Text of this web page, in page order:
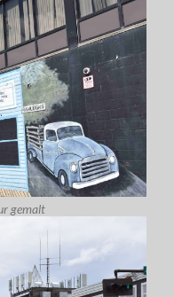
gemalt